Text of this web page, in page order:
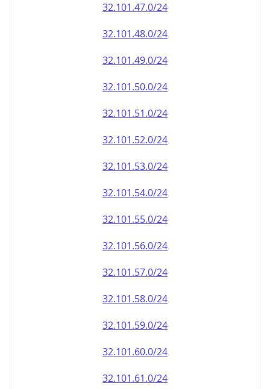
32.101.47.0/24
32.101.48.0/24
32.101.49.0/24
32.101.50.0/24
32.101.51.0/24
32.101.52.0/24
32.101.53.0/24
32.101.54.0/24
32.101.55.0/24
32.101.56.0/24
32.101.57.0/24
32.101.58.0/24
32.101.59.0/24
32.101.60.0/24
32.101.61.0/24